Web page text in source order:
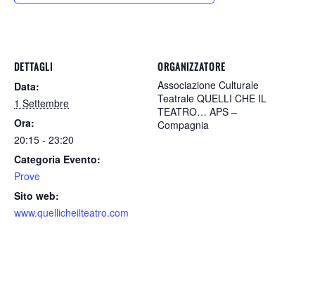
DETTAGLI
Data:
1 Settembre
Ora:
20:15 - 23:20
Categoria Evento:
Prove
Sito web:
www.quellicheilteatro.com
ORGANIZZATORE
Associazione Culturale
Teatrale QUELLI CHE IL
TEATRO… APS –
Compagnia